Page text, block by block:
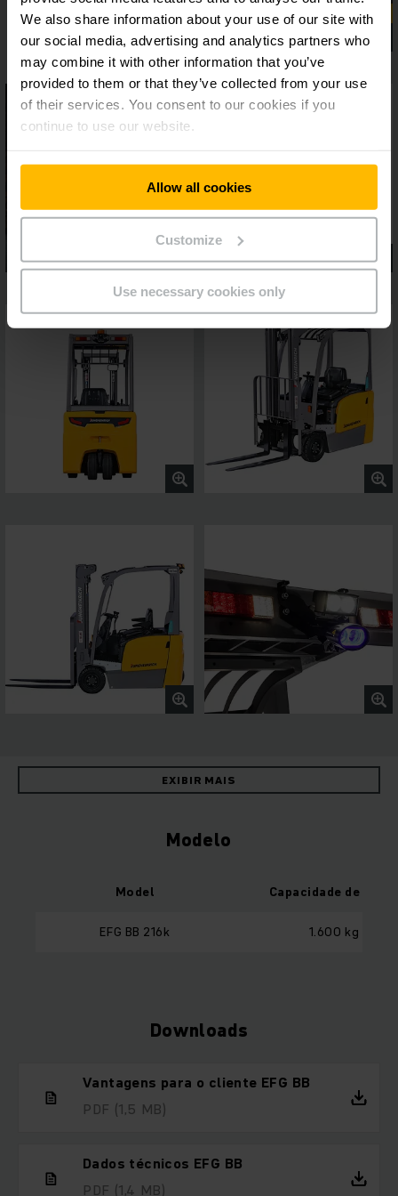
We also share information about your use of our site with
our social media, advertising and analytics partners who
may combine it with other information that you’ve
provided to them or that they’ve collected from your use
of their services. You consent to our cookies if you
continue to use our website.
Allow all cookies
Customize
Use necessary cookies only
EXIBIR MAIS
Modelo
Model Capacidade de
EFG BB 216k 1.600 kg
Downloads
Vantagens para o cliente EFG BB
PDF (1,5 MB)
Dados técnicos EFG BB
PDF (1,4 MB)